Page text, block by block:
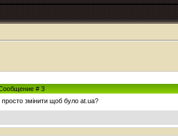
# 3
змінити щоб було at.ua?